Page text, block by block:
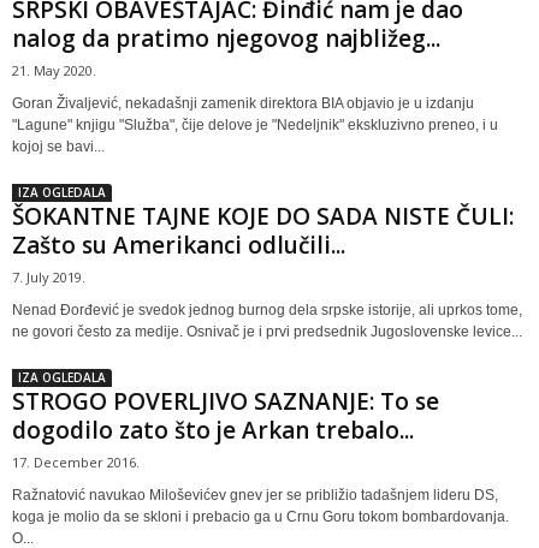
SRPSKI OBAVEŠTAJAC: Đinđić nam je dao
nalog da pratimo njegovog najbližeg...
21. May 2020.
Goran Živaljević, nekadašnji zamenik direktora BIA objavio je u izdanju
"Lagune" knjigu "Služba", čije delove je "Nedeljnik" ekskluzivno preneo, i u
kojoj se bavi...
IZA OGLEDALA
ŠOKANTNE TAJNE KOJE DO SADA NISTE ČULI:
Zašto su Amerikanci odlučili...
7. July 2019.
Nenad Đorđević je svedok jednog burnog dela srpske istorije, ali uprkos tome,
ne govori često za medije. Osnivač je i prvi predsednik Jugoslovenske levice...
IZA OGLEDALA
STROGO POVERLJIVO SAZNANJE: To se
dogodilo zato što je Arkan trebalo...
17. December 2016.
Ražnatović navukao Miloševićev gnev jer se približio tadašnjem lideru DS,
koga je molio da se skloni i prebacio ga u Crnu Goru tokom bombardovanja.
O...